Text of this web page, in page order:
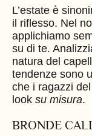
L’estate è
il riflesso. Nel
applichiamo
su di te.
natura del
tendenze sono
che i ragazzi
look su misura.
BRONDE